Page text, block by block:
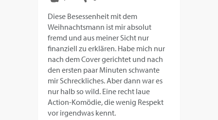
Diese Besessenheit mit dem
Weihnachtsmann ist mir absolut
fremd und aus meiner Sicht nur
finanziell zu erklären. Habe mich nur
nach dem Cover gerichtet und nach
den ersten paar Minuten schwante
mir Schreckliches. Aber dann war es
nur halb so wild. Eine recht laue
Action-Komödie, die wenig Respekt
vor irgendwas kennt.